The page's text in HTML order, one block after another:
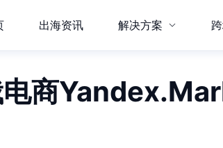
出海资讯 解决方案
商